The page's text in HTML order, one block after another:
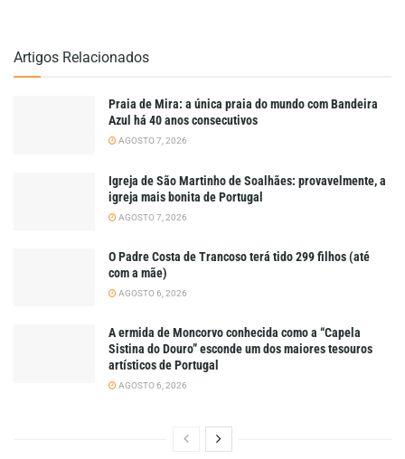
Artigos Relacionados
Praia de Mira: a única praia do mundo com Bandeira
Azul há 40 anos consecutivos
AGOSTO 7, 2026
Igreja de São Martinho de Soalhães: provavelmente, a
igreja mais bonita de Portugal
AGOSTO 7, 2026
O Padre Costa de Trancoso terá tido 299 filhos (até
com a mãe)
AGOSTO 6, 2026
A ermida de Moncorvo conhecida como a “Capela
Sistina do Douro” esconde um dos maiores tesouros
artísticos de Portugal
AGOSTO 6, 2026